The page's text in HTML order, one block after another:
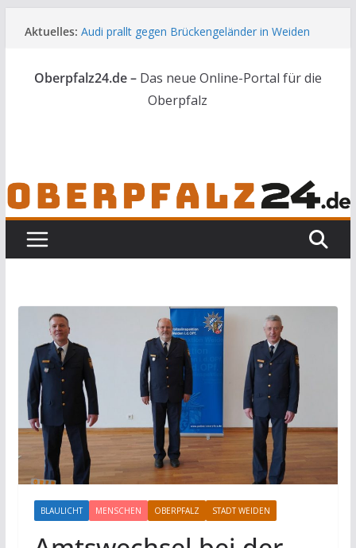
Inhalt
Aktuelles: Audi prallt gegen Brückengeländer in Weiden
Kindergeburtstag endet für Erwachsene im
Polizeigewahrsam
Wenn selbst der Polizeialltag kurios wird
Oberpfalz24.de – Das neue Online-Portal für die
Oberpfalz
BLAULICHT MENSCHEN OBERPFALZ STADT WEIDEN